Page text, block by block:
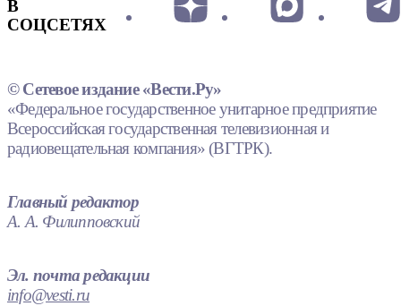
В
СОЦСЕТЯХ
© Сетевое издание «Вести.Ру»
«Федеральное государственное унитарное предприятие
Всероссийская государственная телевизионная и
радиовещательная компания» (ВГТРК).
Главный редактор
А. А. Филипповский
Эл. почта редакции
info@vesti.ru